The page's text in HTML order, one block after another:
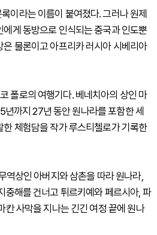
이라는 이름이 붙여졌다. 그러나 원제
게 동방으로 인식되는 중국과 인도뿐
물론이고 아프리카 러시아 시베리아
폴로의 여행기다. 베네치아의 상인 마
까지 27년 동안 원나라를 포함한 세
체험담을 작가 루스티첼로가 기록한
역상인 아버지와 삼촌을 따라 원나라,
중해를 건너고 튀르키예와 페르시아, 파
칸 사막을 지나는 긴긴 여정 끝에 원나